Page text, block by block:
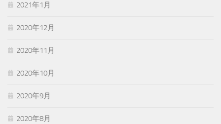
2021年1月
2020年12月
2020年11月
2020年10月
2020年9月
2020年8月